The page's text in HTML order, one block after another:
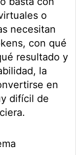
o
necesitan
con qué
resultado y
la
en
difícil de